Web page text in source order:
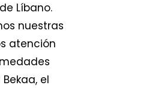
Líbano.
nuestras
atención
el